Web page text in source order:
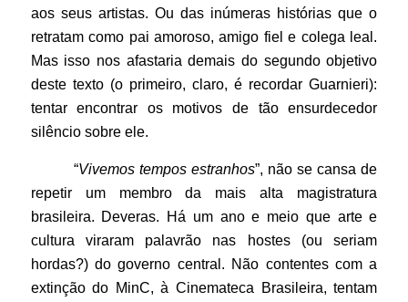
aos seus artistas. Ou das inúmeras histórias que o
retratam como pai amoroso, amigo fiel e colega leal.
Mas isso nos afastaria demais do segundo objetivo
deste texto (o primeiro, claro, é recordar Guarnieri):
tentar encontrar os motivos de tão ensurdecedor
silêncio sobre ele.
“Vivemos tempos estranhos”, não se cansa de
repetir um membro da mais alta magistratura
brasileira. Deveras. Há um ano e meio que arte e
cultura viraram palavrão nas hostes (ou seriam
hordas?) do governo central. Não contentes com a
extinção do MinC, à Cinemateca Brasileira, tentam